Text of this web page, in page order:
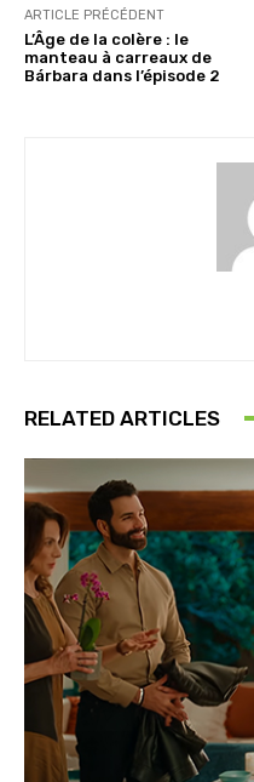
ARTICLE PRÉCÉDENT
L’Âge de la colère : le
manteau à carreaux de
Bárbara dans l’épisode 2
RELATED ARTICLES